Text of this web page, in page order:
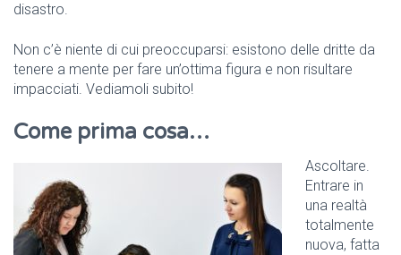
disastro.
Non c’è niente di cui preoccuparsi: esistono delle dritte da
tenere a mente per fare un’ottima figura e non risultare
impacciati. Vediamoli subito!
Come prima cosa…
Ascoltare.
Entrare in
una realtà
totalmente
nuova, fatta